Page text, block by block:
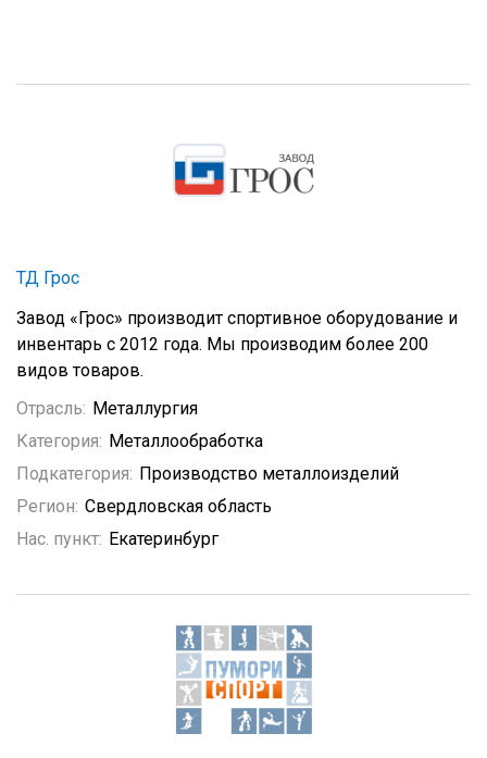
ТД Грос
Завод «Грос» производит спортивное оборудование и
инвентарь с 2012 года. Мы производим более 200
видов товаров.
Отрасль: Металлургия
Категория: Металлообработка
Подкатегория: Производство металлоизделий
Регион: Свердловская область
Нас. пункт: Екатеринбург